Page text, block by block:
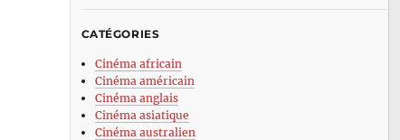
CATÉGORIES
Cinéma africain
Cinéma américain
Cinéma anglais
Cinéma asiatique
Cinéma australien